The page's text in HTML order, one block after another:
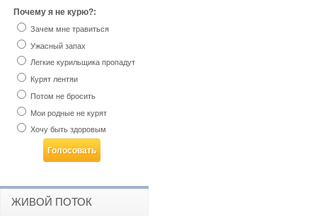
Почему я не курю?:
Зачем мне травиться
Ужасный запах
Легкие курильщика пропадут
Курят лентяи
Потом не бросить
Мои родные не курят
Хочу быть здоровым
ЖИВОЙ ПОТОК